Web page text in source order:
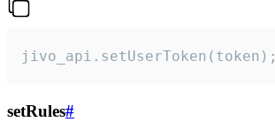
jivo_api.setUserToken(token);
setRules#